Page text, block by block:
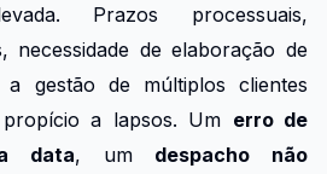
Prazos processuais,
necessidade de elaboração de
gestão de múltiplos clientes
a lapsos. Um erro de
data, um despacho não